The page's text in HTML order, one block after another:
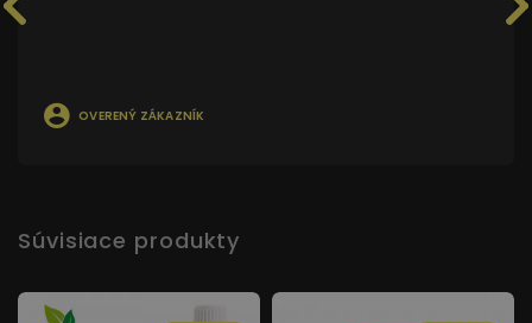
OVERENÝ ZÁKAZNÍK
Súvisiace produkty